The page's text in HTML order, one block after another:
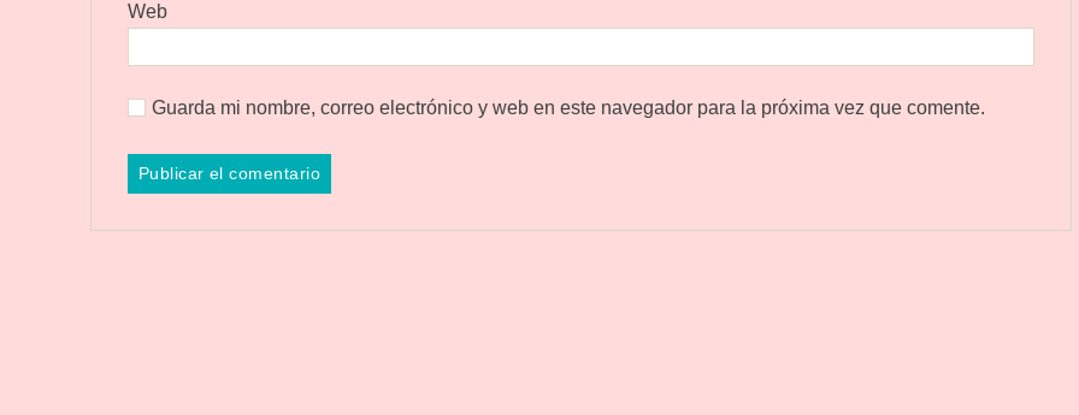
Web
Guarda mi nombre, correo electrónico y web en este navegador para la próxima vez que comente.